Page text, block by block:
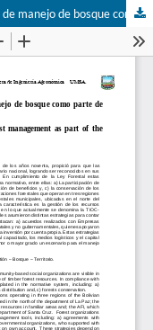
Entre el derecho y la práctica: estrategias de manejo de bosque como parte de la gestión de territorios en la amazonia boliviana